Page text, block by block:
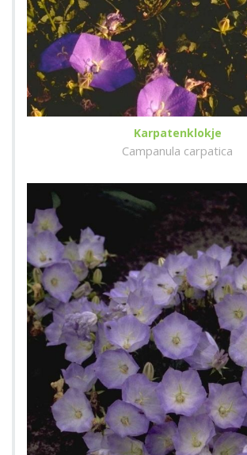
Karpatenklokje
Campanula carpatica